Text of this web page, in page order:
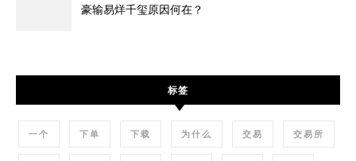
豪输易烊千玺原因何在？
标签
一个 下单 下载 为什么 交易 交易所